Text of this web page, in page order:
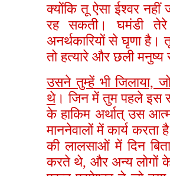
क्योंकि तू ऐसा ईश्वर नहीं
रह सकती। घमंडी
अनर्थकारियों से घृणा है।
तो हत्यारे और छली
उसने तुम्हें भी जिलाया,
थे। जिन में तुम पहले इस
के हाकिम अर्थात् उस
माननेवालों में कार्य
की लालसाओं में दिन
करते थे, और अन्य लोगों